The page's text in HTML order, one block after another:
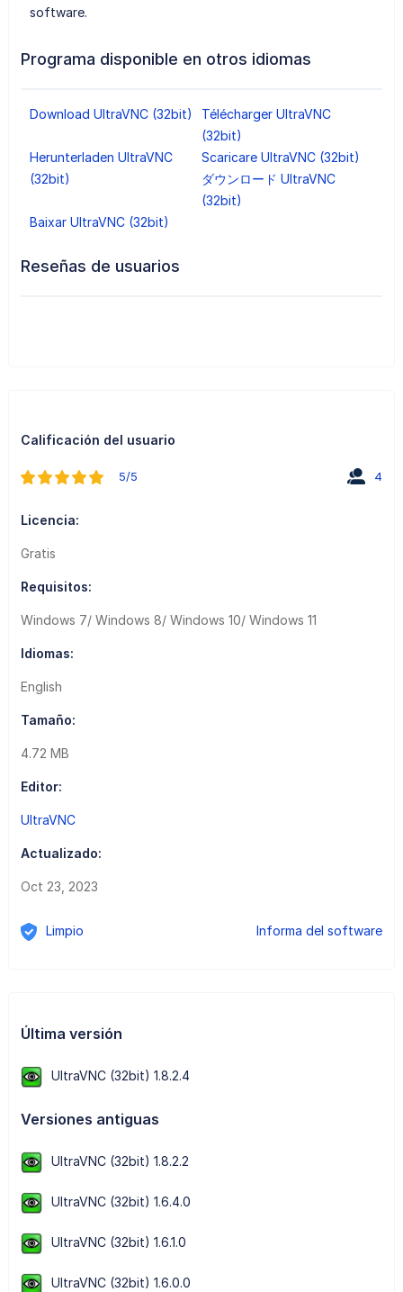
software.
Programa disponible en otros idiomas
Download UltraVNC (32bit)
Télécharger UltraVNC
(32bit)
Herunterladen UltraVNC
(32bit)
Scaricare UltraVNC (32bit)
ダウンロード UltraVNC
(32bit)
Baixar UltraVNC (32bit)
Reseñas de usuarios
Calificación del usuario
5/5 4
Licencia:
Gratis
Requisitos:
Windows 7/ Windows 8/ Windows 10/ Windows 11
Idiomas:
English
Tamaño:
4.72 MB
Editor:
UltraVNC
Actualizado:
Oct 23, 2023
Limpio Informa del software
Última versión
UltraVNC (32bit) 1.8.2.4
Versiones antiguas
UltraVNC (32bit) 1.8.2.2
UltraVNC (32bit) 1.6.4.0
UltraVNC (32bit) 1.6.1.0
UltraVNC (32bit) 1.6.0.0